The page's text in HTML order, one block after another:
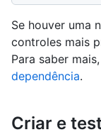
Se houver uma
controles mais
Para saber
dependência.
Criar e